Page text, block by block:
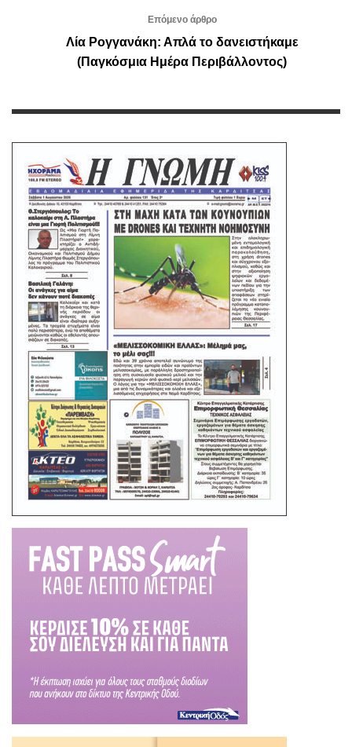
Επόμενο άρθρο
Λία Ρογγανάκη: Απλά το δανειστήκαμε
(Παγκόσμια Ημέρα Περιβάλλοντος)